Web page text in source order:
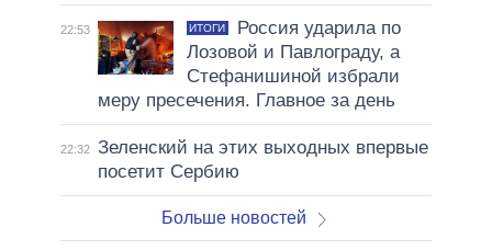
22:53 ИТОГИ
Россия ударила по
Лозовой и Павлограду, а
Стефанишиной избрали
меру пресечения. Главное за день
22:32 Зеленский на этих выходных впервые
посетит Сербию
Больше новостей